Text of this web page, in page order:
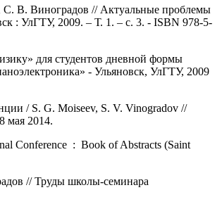
В. Виноградов // Актуальные проблемы
: УлГТУ, 2009. – Т. 1. – с. 3. - ISBN 978-5-
для студентов дневной формы
- Ульяновск, УлГТУ, 2009
/ S. G. Moiseev, S. V. Vinogradov //
мая 2014.
Conference : Book of Abstracts (Saint
// Труды школы-семинара